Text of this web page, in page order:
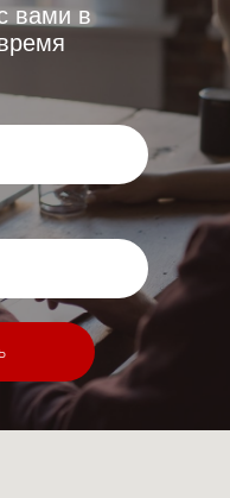
вами в